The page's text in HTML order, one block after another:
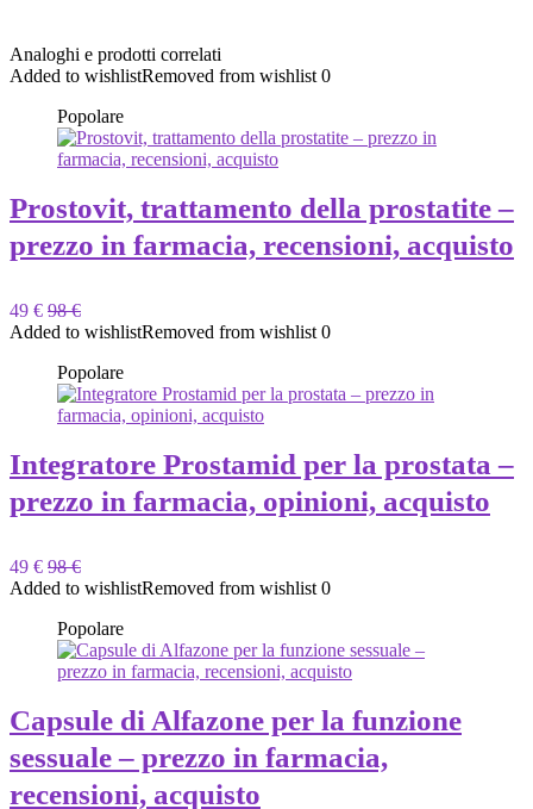
Analoghi e prodotti correlati
Added to wishlistRemoved from wishlist 0
Popolare
Prostovit, trattamento della prostatite –
prezzo in farmacia, recensioni, acquisto
49 € 98 €
Added to wishlistRemoved from wishlist 0
Popolare
Integratore Prostamid per la prostata –
prezzo in farmacia, opinioni, acquisto
49 € 98 €
Added to wishlistRemoved from wishlist 0
Popolare
Capsule di Alfazone per la funzione
sessuale – prezzo in farmacia,
recensioni, acquisto